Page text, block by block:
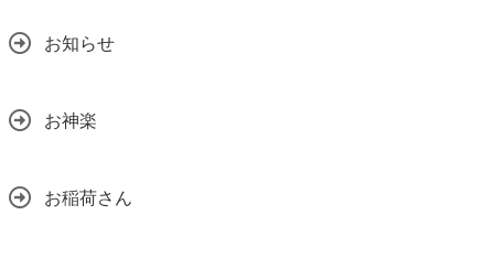
お知らせ
お神楽
お稲荷さん